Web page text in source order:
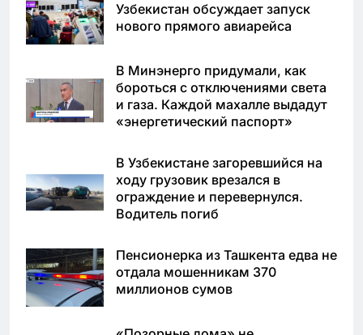
Узбекистан обсуждает запуск
нового прямого авиарейса
В Минэнерго придумали, как
бороться с отключениями света
и газа. Каждой махалле выдадут
«энергетический паспорт»
В Узбекистане загоревшийся на
ходу грузовик врезался в
ограждение и перевернулся.
Водитель погиб
Пенсионерка из Ташкента едва не
отдала мошенникам 370
миллионов сумов